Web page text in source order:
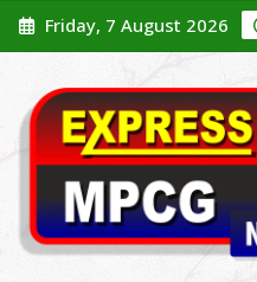
Skip
to
Friday, 7 August 2026